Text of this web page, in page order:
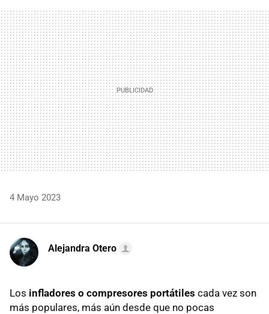
MAIL
4 Mayo 2023
Alejandra Otero
Los infladores o compresores portátiles cada vez son
más populares, más aún desde que no pocas